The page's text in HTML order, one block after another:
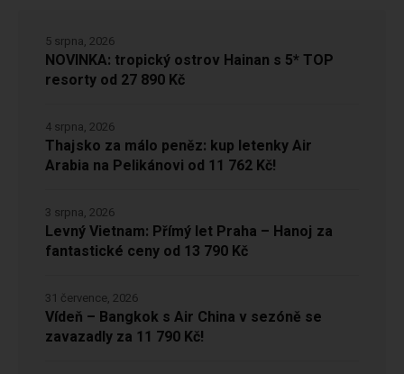
NOVINKA: tropický ostrov Hainan s 5* TOP
resorty od 27 890 Kč
5 srpna, 2026
Thajsko za málo peněz: kup letenky Air
Arabia na Pelikánovi od 11 762 Kč!
4 srpna, 2026
Levný Vietnam: Přímý let Praha – Hanoj za
fantastické ceny od 13 790 Kč
3 srpna, 2026
Vídeň – Bangkok s Air China v sezóně se
zavazadly za 11 790 Kč!
31 července, 2026